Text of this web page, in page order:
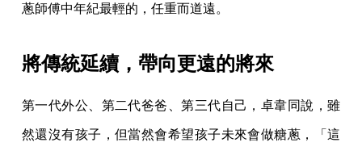
蔥師傅中年紀最輕的，任重而道遠。
將傳統延續，帶向更遠的將來
第一代外公、第二代爸爸、第三代自己，卓韋同說，雖
然還沒有孩子，但當然會希望孩子未來會做糖蔥，「這